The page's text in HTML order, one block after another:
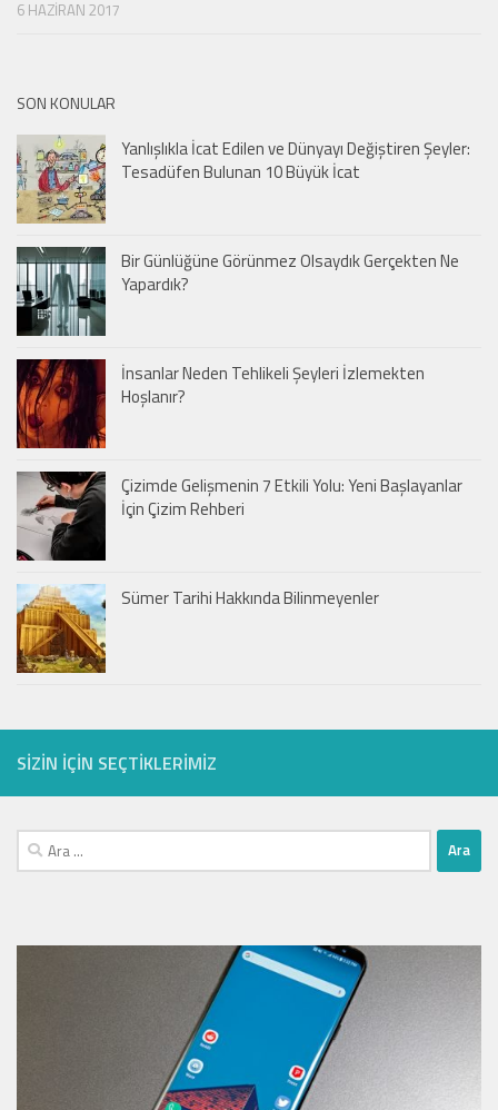
6 HAZIRAN 2017
SON KONULAR
Yanlışlıkla İcat Edilen ve Dünyayı Değiştiren Şeyler:
Tesadüfen Bulunan 10 Büyük İcat
Bir Günlüğüne Görünmez Olsaydık Gerçekten Ne
Yapardık?
İnsanlar Neden Tehlikeli Şeyleri İzlemekten
Hoşlanır?
Çizimde Gelişmenin 7 Etkili Yolu: Yeni Başlayanlar
İçin Çizim Rehberi
Sümer Tarihi Hakkında Bilinmeyenler
SIZIN IÇIN SEÇTIKLERIMIZ
Arama: